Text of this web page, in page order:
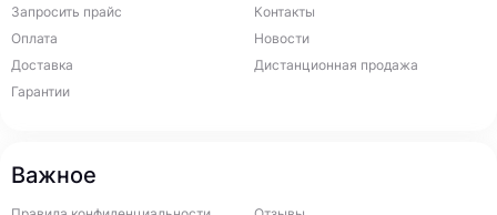
Запросить прайс
Оплата
Доставка
Гарантии
Контакты
Новости
Дистанционная продажа
Важное